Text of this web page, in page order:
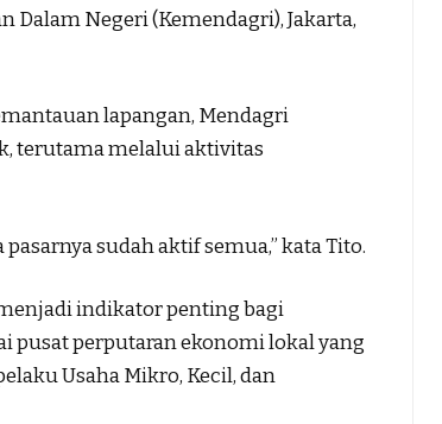
Dalam Negeri (Kemendagri), Jakarta,
lapangan, Mendagri
terutama melalui aktivitas
sudah aktif semua,” kata Tito.
indikator penting bagi
pusat perputaran ekonomi lokal yang
Usaha Mikro, Kecil, dan